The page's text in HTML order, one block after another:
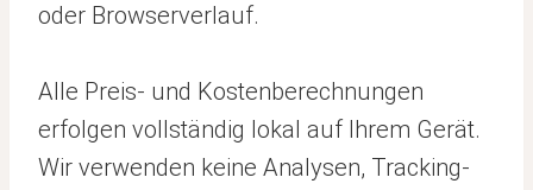
oder Browserverlauf.
Alle Preis- und Kostenberechnungen
erfolgen vollständig lokal auf Ihrem Gerät.
Wir verwenden keine Analysen, Tracking-